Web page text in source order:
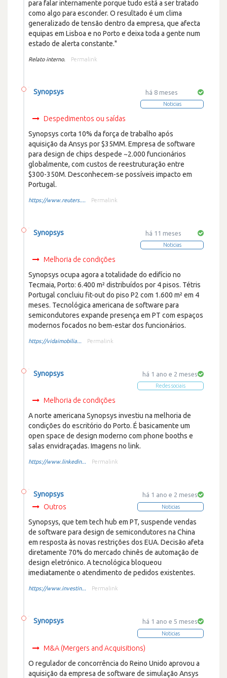
para falar internamente porque tudo está a ser tratado
como algo para esconder. O resultado é um clima
generalizado de tensão dentro da empresa, que afecta
equipas em Lisboa e no Porto e deixa toda a gente num
estado de alerta constante."
Relato interno. Permalink
há 8 meses
Noticias
Synopsys
Despedimentos ou saídas
Synopsys corta 10% da força de trabalho após
aquisição da Ansys por $35MM. Empresa de software
para design de chips despede ~2.000 funcionários
globalmente, com custos de reestruturação entre
$300-350M. Desconhecem-se possíveis impacto em
Portugal.
https://www.reuters.... Permalink
há 11 meses
Noticias
Synopsys
Melhoria de condições
Synopsys ocupa agora a totalidade do edifício no
Tecmaia, Porto: 6.400 m² distribuídos por 4 pisos. Tétris
Portugal concluiu fit-out do piso P2 com 1.600 m² em 4
meses. Tecnológica americana de software para
semicondutores expande presença em PT com espaços
modernos focados no bem-estar dos funcionários.
https://vidaimobilia... Permalink
há 1 ano e 2 meses
Redes sociais
Synopsys
Melhoria de condições
A norte americana Synopsys investiu na melhoria de
condições do escritório do Porto. É basicamente um
open space de design moderno com phone booths e
salas envidraçadas. Imagens no link.
https://www.linkedin... Permalink
há 1 ano e 2 meses
Noticias
Synopsys
Outros
Synopsys, que tem tech hub em PT, suspende vendas
de software para design de semicondutores na China
em resposta às novas restrições dos EUA. Decisão afeta
diretamente 70% do mercado chinês de automação de
design eletrónico. A tecnológica bloqueou
imediatamente o atendimento de pedidos existentes.
https://www.investin... Permalink
há 1 ano e 5 meses
Noticias
Synopsys
M&A (Mergers and Acquisitions)
O regulador de concorrência do Reino Unido aprovou a
aquisição da empresa de software de simulação Ansys